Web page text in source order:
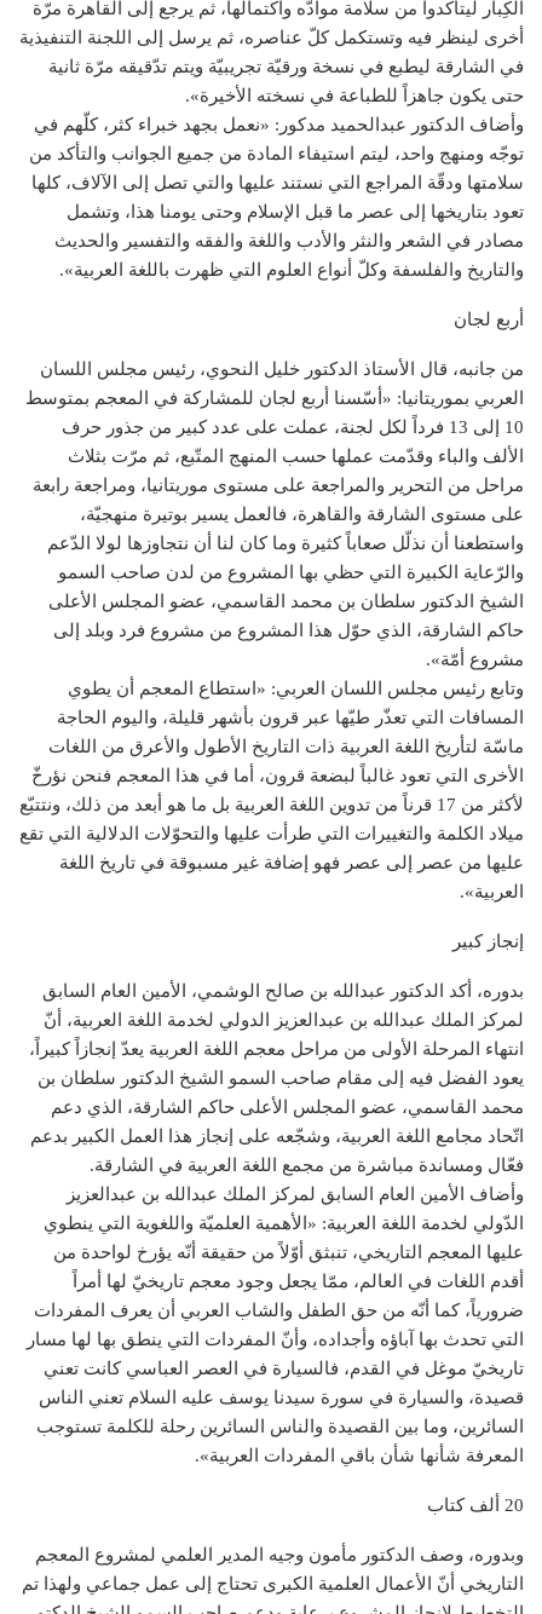
الكِبار ليتأكدوا من سلامة موادّه واكتمالها، ثم يرجع إلى القاهرة مرّة
أخرى لينظر فيه وتستكمل كلّ عناصره، ثم يرسل إلى اللجنة التنفيذية
في الشارقة ليطبع في نسخة ورقيّة تجريبيّة ويتم تدّقيقه مرّة ثانية
حتى يكون جاهزاً للطباعة في نسخته الأخيرة».
وأضاف الدكتور عبدالحميد مدكور: «نعمل بجهد خبراء كثر، كلّهم في
توجّه ومنهج واحد، ليتم استيفاء المادة من جميع الجوانب والتأكد من
سلامتها ودقّة المراجع التي نستند عليها والتي تصل إلى الآلاف، كلها
تعود بتاريخها إلى عصر ما قبل الإسلام وحتى يومنا هذا، وتشمل
مصادر في الشعر والنثر والأدب واللغة والفقه والتفسير والحديث
والتاريخ والفلسفة وكلّ أنواع العلوم التي ظهرت باللغة العربية».
أربع لجان
من جانبه، قال الأستاذ الدكتور خليل النحوي، رئيس مجلس اللسان
العربي بموريتانيا: «أسّسنا أربع لجان للمشاركة في المعجم بمتوسط
10 إلى 13 فرداً لكل لجنة، عملت على عدد كبير من جذور حرف
الألف والباء وقدّمت عملها حسب المنهج المتّبع، ثم مرّت بثلاث
مراحل من التحرير والمراجعة على مستوى موريتانيا، ومراجعة رابعة
على مستوى الشارقة والقاهرة، فالعمل يسير بوتيرة منهجيّة،
واستطعنا أن نذلّل صعاباً كثيرة وما كان لنا أن نتجاوزها لولا الدّعم
والرّعاية الكبيرة التي حظي بها المشروع من لدن صاحب السمو
الشيخ الدكتور سلطان بن محمد القاسمي، عضو المجلس الأعلى
حاكم الشارقة، الذي حوّل هذا المشروع من مشروع فرد وبلد إلى
مشروع أمّة».
وتابع رئيس مجلس اللسان العربي: «استطاع المعجم أن يطوي
المسافات التي تعذّر طيّها عبر قرون بأشهر قليلة، واليوم الحاجة
ماسّة لتأريخ اللغة العربية ذات التاريخ الأطول والأعرق من اللغات
الأخرى التي تعود غالباً لبضعة قرون، أما في هذا المعجم فنحن نؤرخّ
لأكثر من 17 قرناً من تدوين اللغة العربية بل ما هو أبعد من ذلك، ونتتبّع
ميلاد الكلمة والتغييرات التي طرأت عليها والتحوّلات الدلالية التي تقع
عليها من عصر إلى عصر فهو إضافة غير مسبوقة في تاريخ اللغة
العربية».
إنجاز كبير
بدوره، أكد الدكتور عبدالله بن صالح الوشمي، الأمين العام السابق
لمركز الملك عبدالله بن عبدالعزيز الدولي لخدمة اللغة العربية، أنّ
انتهاء المرحلة الأولى من مراحل معجم اللغة العربية يعدّ إنجازاً كبيراً،
يعود الفضل فيه إلى مقام صاحب السمو الشيخ الدكتور سلطان بن
محمد القاسمي، عضو المجلس الأعلى حاكم الشارقة، الذي دعم
اتّحاد مجامع اللغة العربية، وشجّعه على إنجاز هذا العمل الكبير بدعم
فعّال ومساندة مباشرة من مجمع اللغة العربية في الشارقة.
وأضاف الأمين العام السابق لمركز الملك عبدالله بن عبدالعزيز
الدّولي لخدمة اللغة العربية: «الأهمية العلميّة واللغوية التي ينطوي
عليها المعجم التاريخي، تنبثق أوّلاً من حقيقة أنّه يؤرخ لواحدة من
أقدم اللغات في العالم، ممّا يجعل وجود معجم تاريخيّ لها أمراً
ضرورياً، كما أنّه من حق الطفل والشاب العربي أن يعرف المفردات
التي تحدث بها آباؤه وأجداده، وأنّ المفردات التي ينطق بها لها مسار
تاريخيّ موغل في القدم، فالسيارة في العصر العباسي كانت تعني
قصيدة، والسيارة في سورة سيدنا يوسف عليه السلام تعني الناس
السائرين، وما بين القصيدة والناس السائرين رحلة للكلمة تستوجب
المعرفة شأنها شأن باقي المفردات العربية».
20 ألف كتاب
وبدوره، وصف الدكتور مأمون وجيه المدير العلمي لمشروع المعجم
التاريخي أنّ الأعمال العلمية الكبرى تحتاج إلى عمل جماعي ولهذا تم